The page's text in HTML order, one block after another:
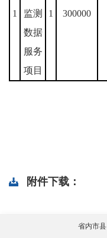
1
监测
数据
服务
项目
1 300000
附件下载：
省内市县